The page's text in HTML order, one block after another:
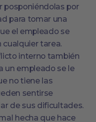
posponiéndolas por
para tomar una
el empleado se
cualquier tarea.
interno también
un empleado se le
no tiene las
sentirse
de sus dificultades.
hecha que hace